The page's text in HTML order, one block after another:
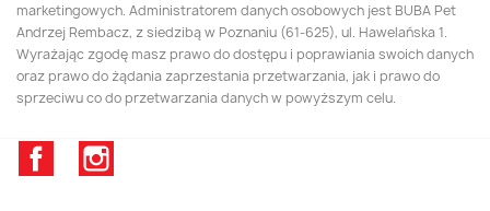
marketingowych. Administratorem danych osobowych jest BUBA Pet
Andrzej Rembacz, z siedzibą w Poznaniu (61-625), ul. Hawelańska 1.
Wyrażając zgodę masz prawo do dostępu i poprawiania swoich danych
oraz prawo do żądania zaprzestania przetwarzania, jak i prawo do
sprzeciwu co do przetwarzania danych w powyższym celu.
Facebook